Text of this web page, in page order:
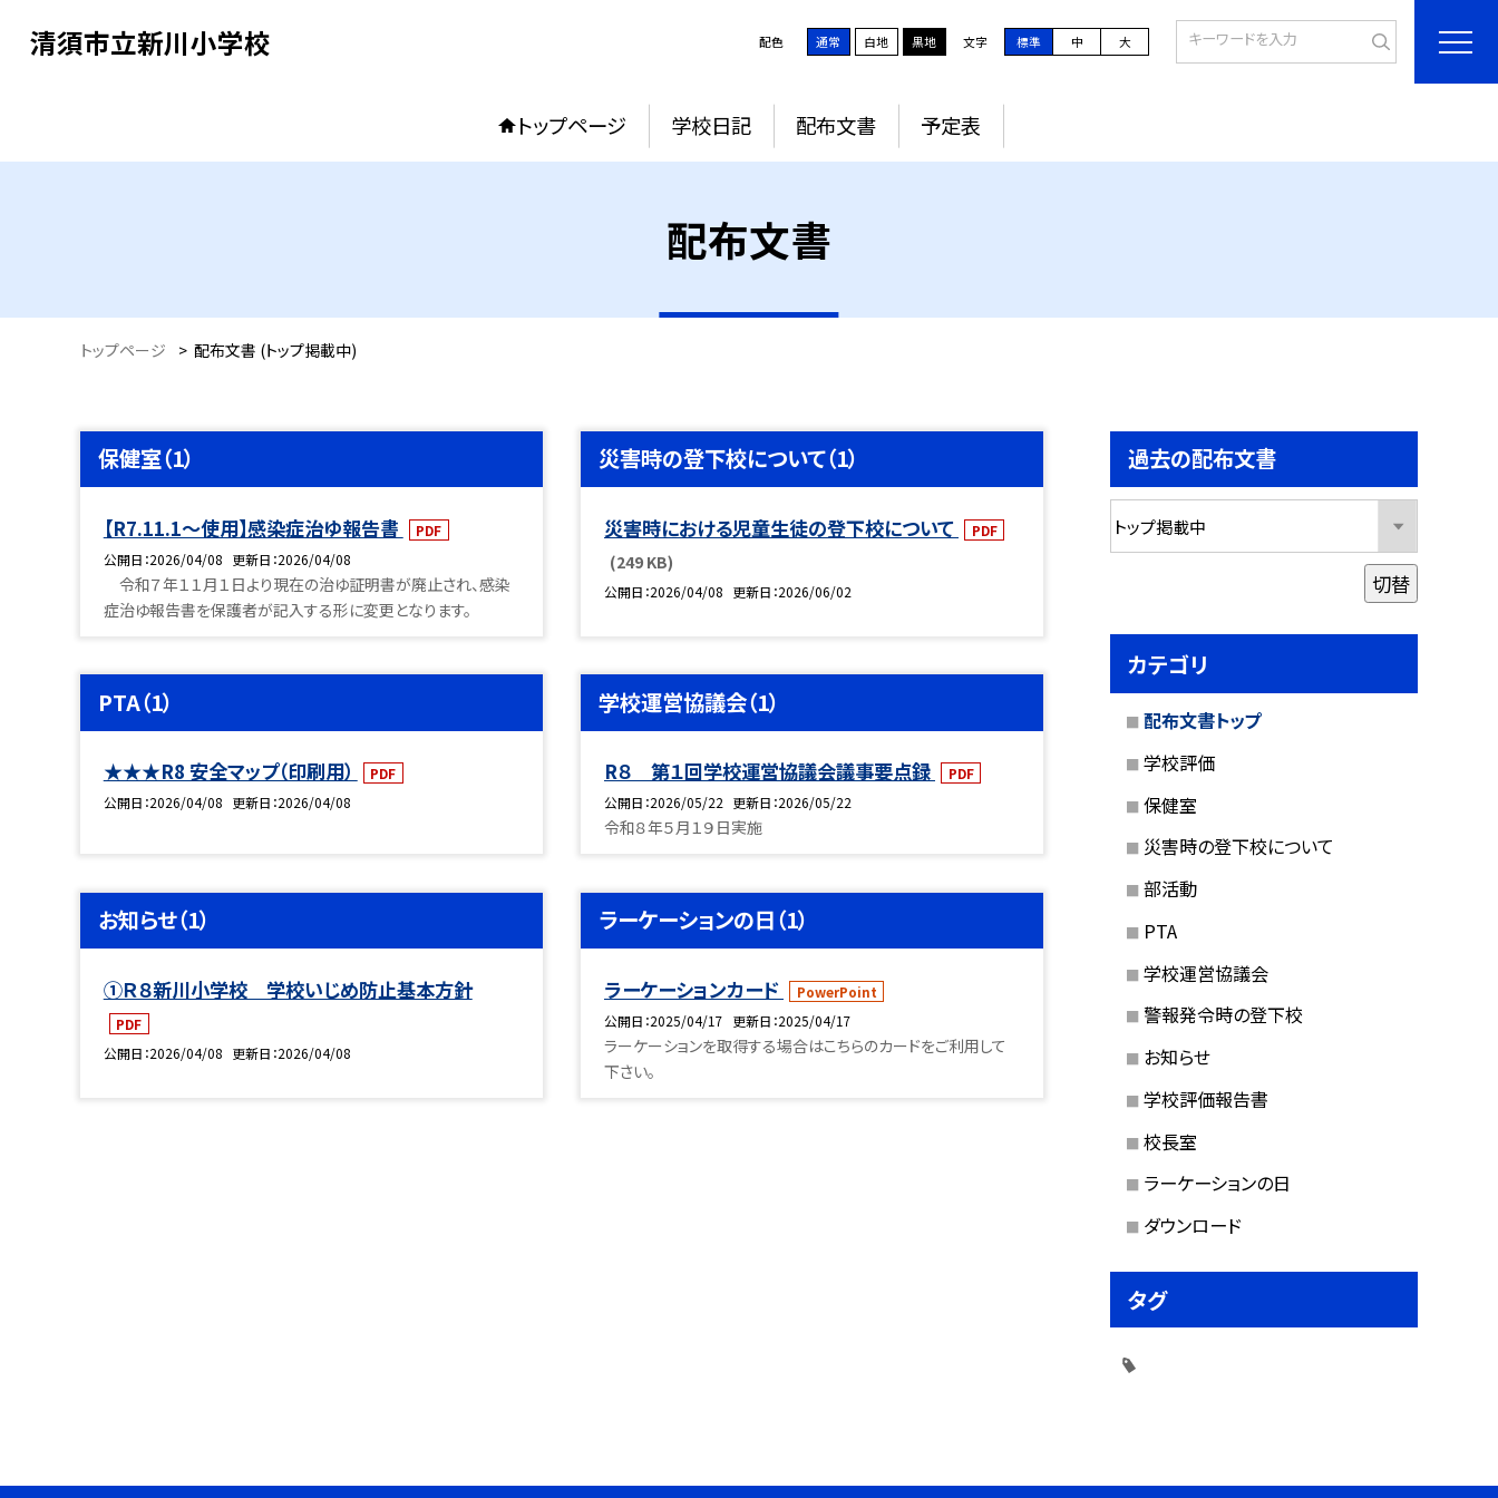
清須市立新川小学校 配色 通常 白地 黒地 文字 標準 中 大
トップページ 学校日記 配布文書 予定表
配布文書
トップページ > 配布文書 (トップ掲載中)
保健室（1）
【R7.11.1～使用】感染症治ゆ報告書
PDF
公開日 2026/04/08 更新日 2026/04/08
令和７年１１月１日より現在の治ゆ証明書が廃止され、感染
症治ゆ報告書を保護者が記入する形に変更となります。
災害時の登下校について（1）
災害時における児童生徒の登下校について PDF
(249 KB)
公開日 2026/04/08 更新日 2026/06/02
PTA（1）
★★★R8 安全マップ（印刷用）
PDF
公開日 2026/04/08 更新日 2026/04/08
学校運営協議会（1）
R８ 第１回学校運営協議会議事要点録
PDF
公開日 2026/05/22 更新日 2026/05/22
令和８年５月１９日実施
お知らせ（1）
①Ｒ８新川小学校 学校いじめ防止基本方針
PDF
公開日 2026/04/08 更新日 2026/04/08
ラーケーションの日（1）
ラーケーションカード
PowerPoint
公開日 2025/04/17 更新日 2025/04/17
ラーケーションを取得する場合はこちらのカードをご利用して
下さい。
過去の配布文書
切替
カテゴリ
配布文書トップ
学校評価
保健室
災害時の登下校について
部活動
PTA
学校運営協議会
警報発令時の登下校
お知らせ
学校評価報告書
校長室
ラーケーションの日
ダウンロード
タグ